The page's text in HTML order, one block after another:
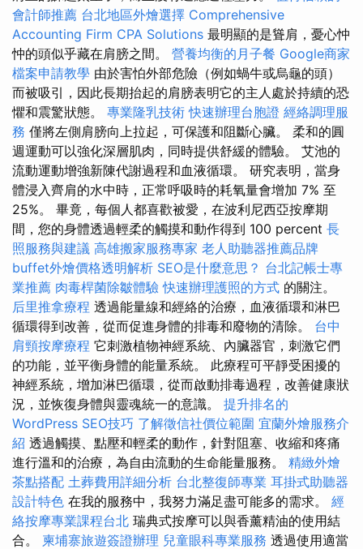
會計師推薦 台北地區外燴選擇 Comprehensive
Accounting Firm CPA Solutions 最明顯的是聳肩，憂心忡
忡的頭似乎藏在肩膀之間。 營養均衡的月子餐 Google商家
檔案申請教學 由於害怕外部危險（例如蝸牛或烏龜的頭）
而被吸引，因此長期抬起的肩膀表明它的主人處於持續的恐
懼和震驚狀態。 專業隆乳技術 快速辦理台胞證 經絡調理服
務 僅將左側肩膀向上拉起，可保護和阻斷心臟。 柔和的圓
週運動可以強化深層肌肉，同時提供舒緩的體驗。 艾池的
流動運動增強新陳代謝過程和血液循環。 研究表明，當身
體浸入齊肩的水中時，正常呼吸時的耗氧量會增加 7% 至
25%。 畢竟，每個人都喜歡被愛，在波利尼西亞按摩期
間，您的身體透過輕柔的觸摸和動作得到 100 percent 長
照服務與建議 高雄搬家服務專家 老人助聽器推薦品牌
buffet外燴價格透明解析 SEO是什麼意思？ 台北記帳士專
業推薦 肉毒桿菌除皺體驗 快速辦理護照的方式 的關注。
后里推拿療程 透過能量線和經絡的治療，血液循環和淋巴
循環得到改善，從而促進身體的排毒和廢物的清除。 台中
肩頸按摩療程 它刺激植物神經系統、內臟器官，刺激它們
的功能，並平衡身體的能量系統。 此療程可平靜受困擾的
神經系統，增加淋巴循環，從而啟動排毒過程，改善健康狀
況，並恢復身體與靈魂統一的意識。 提升排名的
WordPress SEO技巧 了解徵信社價位範圍 宜蘭外燴服務介
紹 透過觸摸、點壓和輕柔的動作，針對阻塞、收縮和疼痛
進行溫和的治療，為自由流動的生命能量服務。 精緻外燴
茶點搭配 土葬費用詳細分析 台北整復師專業 耳掛式助聽器
設計特色 在我的服務中，我努力滿足盡可能多的需求。 經
絡按摩專業課程台北 瑞典式按摩可以與香薰精油的使用結
合。 柬埔寨旅遊簽證辦理 兒童眼科專業服務 透過使用適當